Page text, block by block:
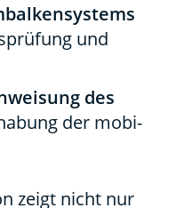
und
des
der mobi­
zeigt nicht nur